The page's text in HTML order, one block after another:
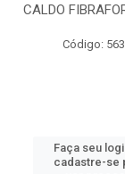
CALDO
Código:
Faça seu
cadastre-se